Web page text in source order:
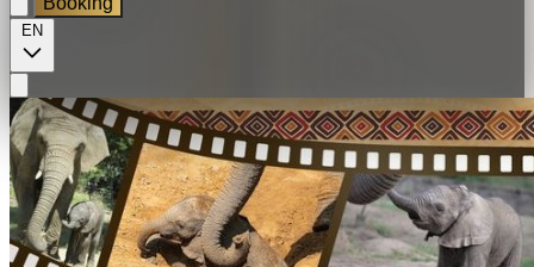
EN